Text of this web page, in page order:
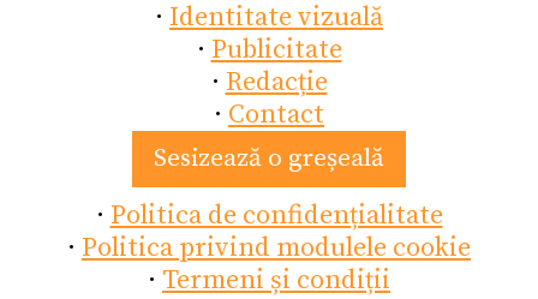
· Identitate vizuală
· Publicitate
· Redacție
· Contact
Sesizează o greșeală
· Politica de confidențialitate
· Politica privind modulele cookie
· Termeni și condiții